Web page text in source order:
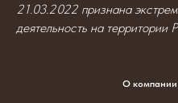
21.03.2022 признана
деятельность на территории
О компании